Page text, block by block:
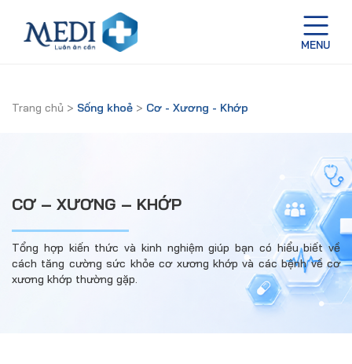
Trang chủ > Sống khoẻ > Cơ - Xương - Khớp
CƠ – XƯƠNG – KHỚP
Tổng hợp kiến thức và kinh nghiệm giúp bạn có hiểu biết về
cách tăng cường sức khỏe cơ xương khớp và các bệnh về cơ
xương khớp thường gặp.